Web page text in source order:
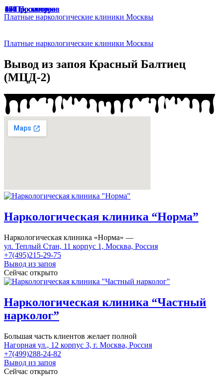
Платные наркологические клиники Москвы
Платные наркологические клиники Москвы
Вывод из запоя Красный Балтиец
(МЦД-2)
166 Просмотров
Наркологическая клиника “Норма”
Наркологическая клиника «Норма» —
ул. Теплый Стан, 11 корпус 1, Москва, Россия
+7(495)215-29-75
Вывод из запоя
Сейчас открыто
67 Просмотров
Наркологическая клиника “Частный
нарколог”
Большая часть клиентов желает полной
Нагорная ул., 12 корпус 3, г. Москва, Россия
+7(499)288-24-82
Вывод из запоя
Сейчас открыто
65 Просмотров
33 Просмотра
47 Просмотров
49 Просмотров
136 Просмотров
174 Просмотра
187 Просмотров
191 Просмотр
129 Просмотров
94 Просмотра
45 Просмотров